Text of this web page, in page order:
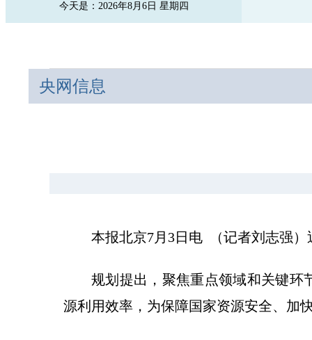
今天是：2026年8月6日 星期四
央网信息
本报北京7月3日电 （记者刘志强）
规划提出，聚焦重点领域和关键环节
源利用效率，为保障国家资源安全、加